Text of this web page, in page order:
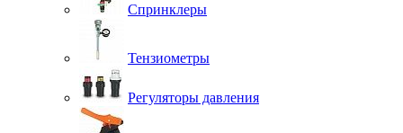
Спринклеры
Тензиометры
Регуляторы давления